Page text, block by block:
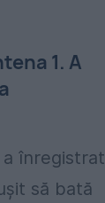
1. A
să bată